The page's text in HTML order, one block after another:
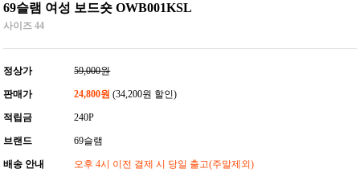
69슬램 여성 보드숏 OWB001KSL
사이즈 44
정상가 59,000원
판매가 24,800원 (34,200원 할인)
적립금 240P
브랜드 69슬램
배송 안내 오후 4시 이전 결제 시 당일 출고(주말제외)